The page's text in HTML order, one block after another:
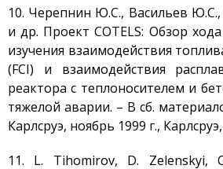
среды
Почта
10. Черепнин Ю.С., Васильев
и др. Проект COTELS: Обзор
изучения взаимодействия
(FCI) и взаимодействия
реактора с теплоносителем и
тяжелой аварии. – В сб.
Карлсруэ, ноябрь 1999 г.,
11. L. Tihomirov, D. Zelenskyi,